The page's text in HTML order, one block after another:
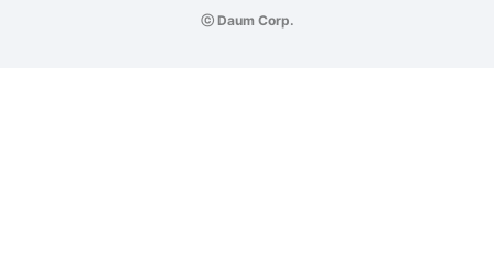
ⓒ Daum Corp.